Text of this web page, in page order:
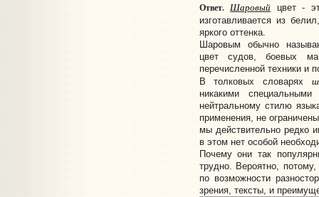
Ответ. Шаровый цвет -
изготавливается из
яркого оттенка.
Шаровым обычно
цвет судов, боевых
перечисленной техники и
В толковых словарях
никакими
нейтральному стилю
применения, не
мы действительно редко
в этом нет особой
Почему они так
трудно. Вероятно,
по возможности
зрения, тексты, и